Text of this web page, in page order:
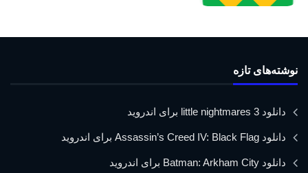
نوشته‌های تازه
دانلود little nightmares 3 برای اندروید
دانلود Assassin’s Creed IV: Black Flag برای اندروید
دانلود Batman: Arkham City برای اندروید